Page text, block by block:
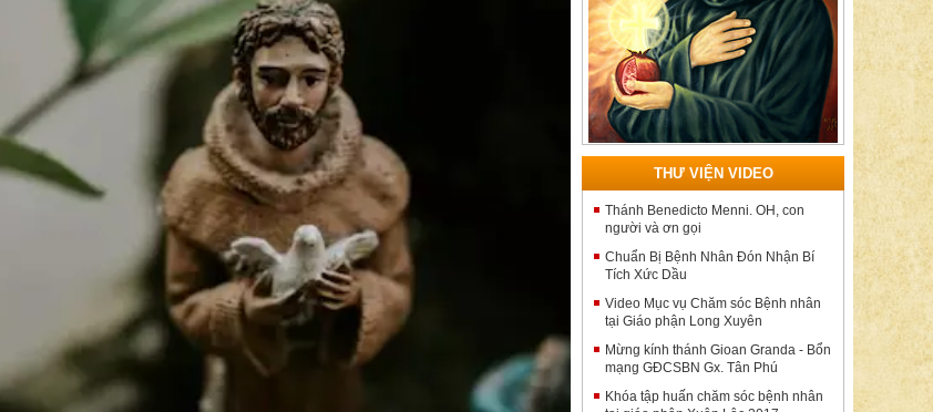
THƯ VIỆN VIDEO
Thánh Benedicto Menni. OH, con
người và ơn gọi
Chuẩn Bị Bệnh Nhân Đón Nhận Bí
Tích Xức Dầu
Video Mục vụ Chăm sóc Bệnh nhân
tại Giáo phận Long Xuyên
Mừng kính thánh Gioan Granda - Bổn
mạng GĐCSBN Gx. Tân Phú
Khóa tập huấn chăm sóc bệnh nhân